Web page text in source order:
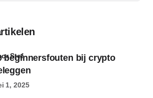
beginnersfouten bij crypto
Stef
1, 2025